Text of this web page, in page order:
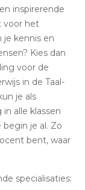
inspirerende
voor het
kennis en
Kies dan
voor de
in de Taal-
je als
alle klassen
je al. Zo
bent, waar
specialisaties: